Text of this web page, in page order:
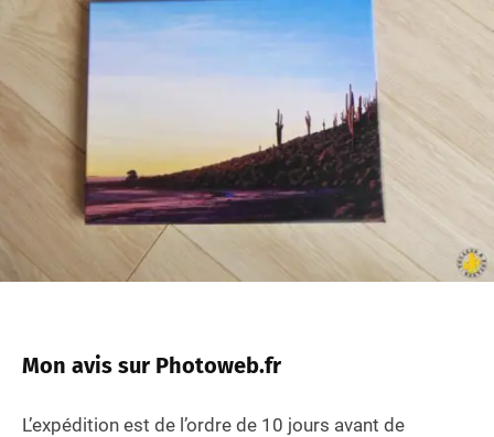
Mon avis sur Photoweb.fr
L’expédition est de l’ordre de 10 jours avant de